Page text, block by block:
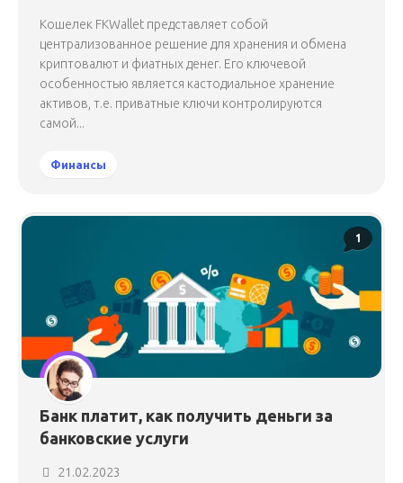
Кошелек FKWallet представляет собой
централизованное решение для хранения и обмена
криптовалют и фиатных денег. Его ключевой
особенностью является кастодиальное хранение
активов, т.е. приватные ключи контролируются
самой...
Финансы
1
Банк платит, как получить деньги за
банковские услуги
21.02.2023